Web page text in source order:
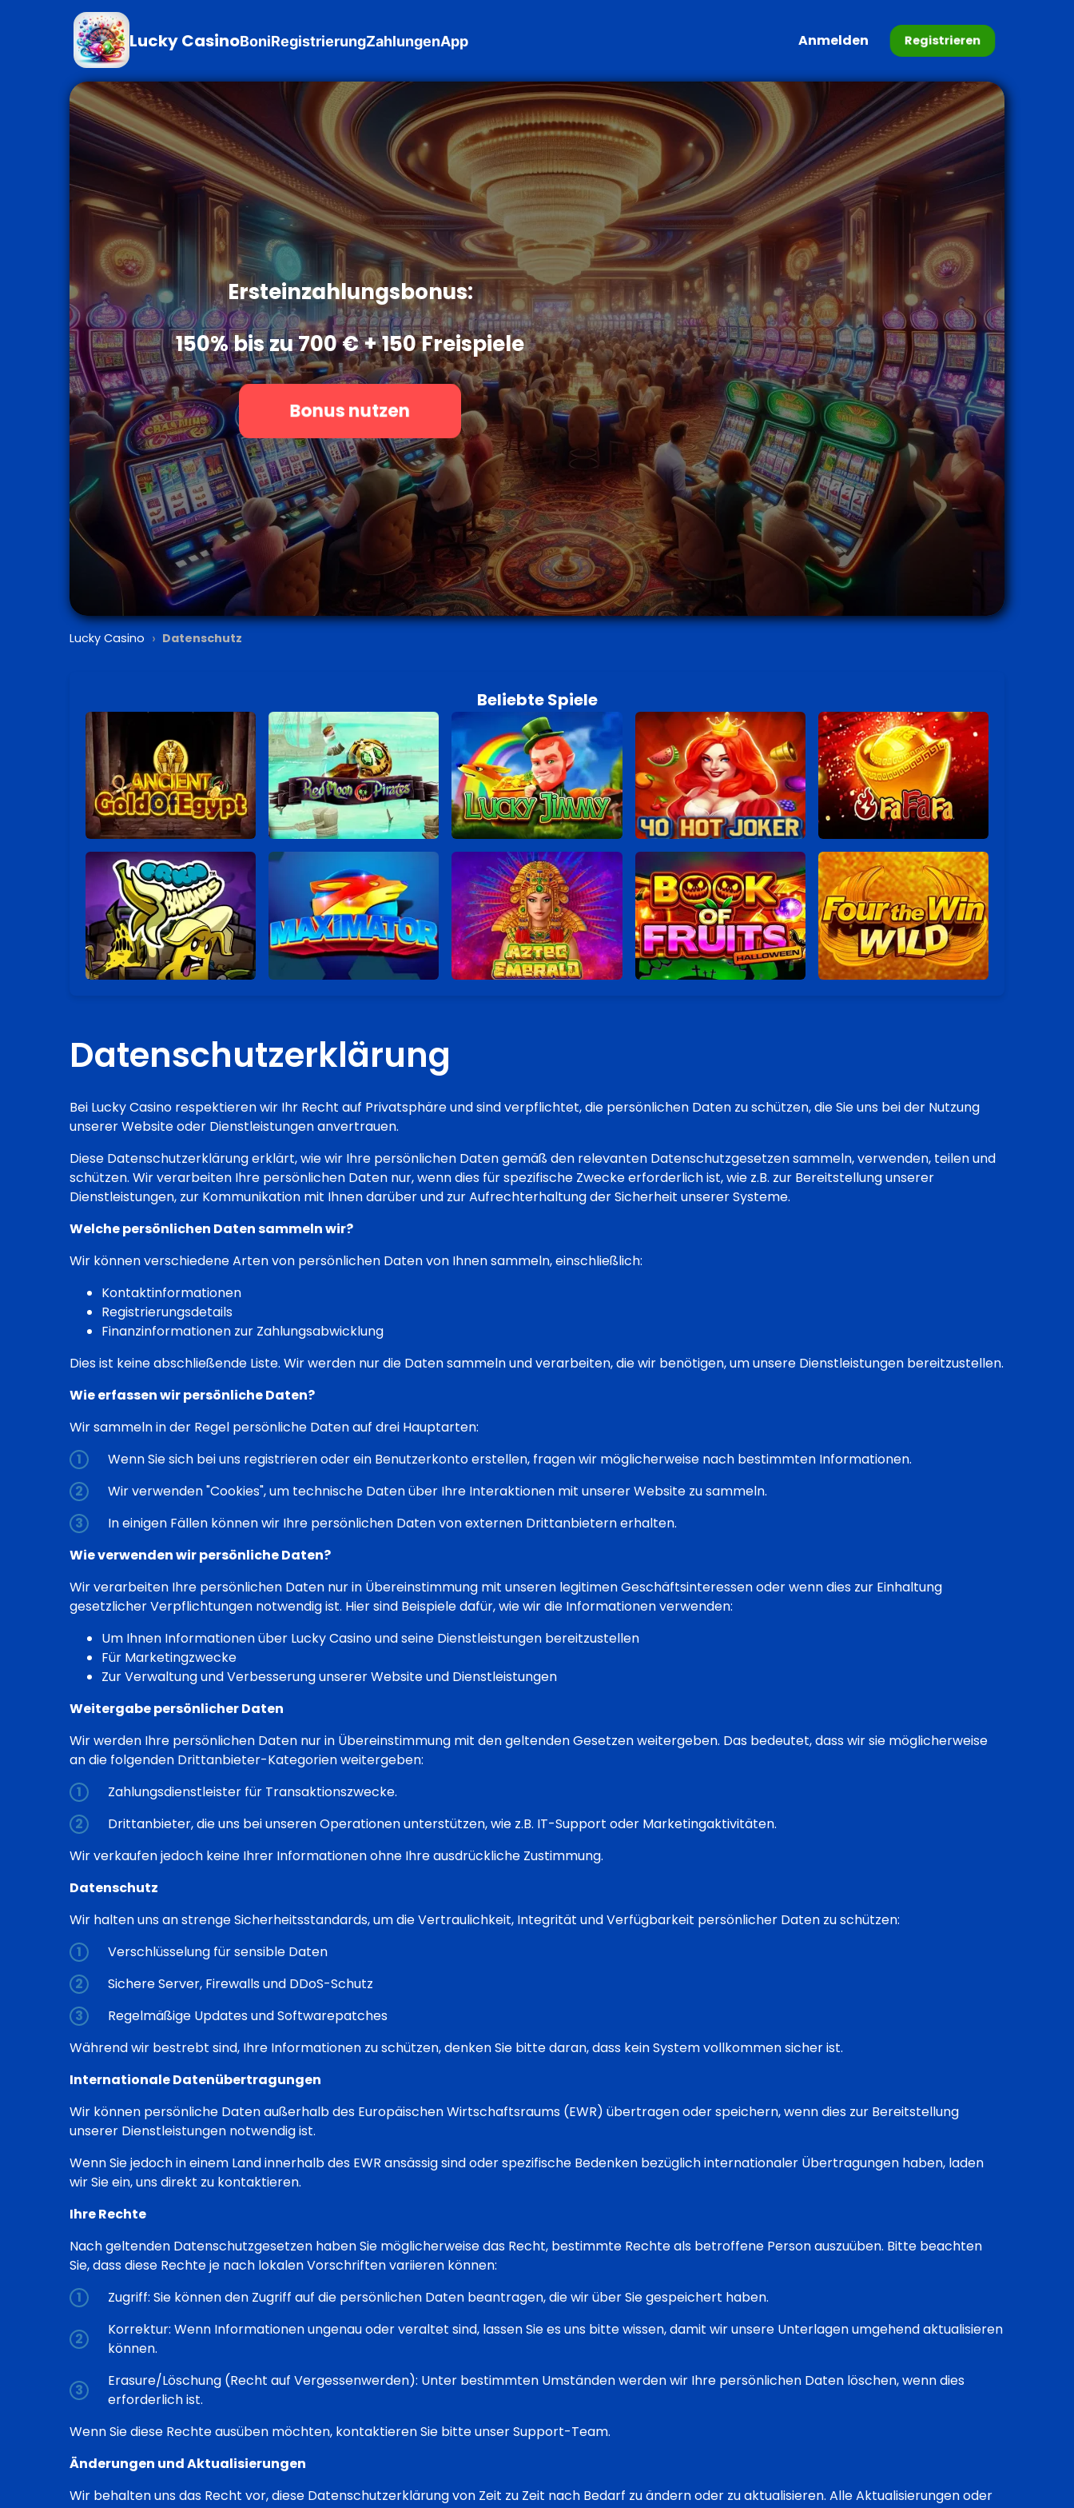
Lucky CasinoBoniRegistrierungZahlungenApp Anmelden Registrieren
Ersteinzahlungsbonus:
150% bis zu 700 € + 150 Freispiele
Bonus nutzen
Lucky Casino › Datenschutz
Beliebte Spiele
Datenschutzerklärung
Bei Lucky Casino respektieren wir Ihr Recht auf Privatsphäre und sind verpflichtet, die persönlichen Daten zu schützen, die Sie uns bei der Nutzung
unserer Website oder Dienstleistungen anvertrauen.
Diese Datenschutzerklärung erklärt, wie wir Ihre persönlichen Daten gemäß den relevanten Datenschutzgesetzen sammeln, verwenden, teilen und
schützen. Wir verarbeiten Ihre persönlichen Daten nur, wenn dies für spezifische Zwecke erforderlich ist, wie z.B. zur Bereitstellung unserer
Dienstleistungen, zur Kommunikation mit Ihnen darüber und zur Aufrechterhaltung der Sicherheit unserer Systeme.
Welche persönlichen Daten sammeln wir?
Wir können verschiedene Arten von persönlichen Daten von Ihnen sammeln, einschließlich:
Kontaktinformationen
Registrierungsdetails
Finanzinformationen zur Zahlungsabwicklung
Dies ist keine abschließende Liste. Wir werden nur die Daten sammeln und verarbeiten, die wir benötigen, um unsere Dienstleistungen bereitzustellen.
Wie erfassen wir persönliche Daten?
Wir sammeln in der Regel persönliche Daten auf drei Hauptarten:
Wenn Sie sich bei uns registrieren oder ein Benutzerkonto erstellen, fragen wir möglicherweise nach bestimmten Informationen.
Wir verwenden "Cookies", um technische Daten über Ihre Interaktionen mit unserer Website zu sammeln.
In einigen Fällen können wir Ihre persönlichen Daten von externen Drittanbietern erhalten.
Wie verwenden wir persönliche Daten?
Wir verarbeiten Ihre persönlichen Daten nur in Übereinstimmung mit unseren legitimen Geschäftsinteressen oder wenn dies zur Einhaltung
gesetzlicher Verpflichtungen notwendig ist. Hier sind Beispiele dafür, wie wir die Informationen verwenden:
Um Ihnen Informationen über Lucky Casino und seine Dienstleistungen bereitzustellen
Für Marketingzwecke
Zur Verwaltung und Verbesserung unserer Website und Dienstleistungen
Weitergabe persönlicher Daten
Wir werden Ihre persönlichen Daten nur in Übereinstimmung mit den geltenden Gesetzen weitergeben. Das bedeutet, dass wir sie möglicherweise
an die folgenden Drittanbieter-Kategorien weitergeben:
Zahlungsdienstleister für Transaktionszwecke.
Drittanbieter, die uns bei unseren Operationen unterstützen, wie z.B. IT-Support oder Marketingaktivitäten.
Wir verkaufen jedoch keine Ihrer Informationen ohne Ihre ausdrückliche Zustimmung.
Datenschutz
Wir halten uns an strenge Sicherheitsstandards, um die Vertraulichkeit, Integrität und Verfügbarkeit persönlicher Daten zu schützen:
Verschlüsselung für sensible Daten
Sichere Server, Firewalls und DDoS-Schutz
Regelmäßige Updates und Softwarepatches
Während wir bestrebt sind, Ihre Informationen zu schützen, denken Sie bitte daran, dass kein System vollkommen sicher ist.
Internationale Datenübertragungen
Wir können persönliche Daten außerhalb des Europäischen Wirtschaftsraums (EWR) übertragen oder speichern, wenn dies zur Bereitstellung
unserer Dienstleistungen notwendig ist.
Wenn Sie jedoch in einem Land innerhalb des EWR ansässig sind oder spezifische Bedenken bezüglich internationaler Übertragungen haben, laden
wir Sie ein, uns direkt zu kontaktieren.
Ihre Rechte
Nach geltenden Datenschutzgesetzen haben Sie möglicherweise das Recht, bestimmte Rechte als betroffene Person auszuüben. Bitte beachten
Sie, dass diese Rechte je nach lokalen Vorschriften variieren können:
Zugriff: Sie können den Zugriff auf die persönlichen Daten beantragen, die wir über Sie gespeichert haben.
Korrektur: Wenn Informationen ungenau oder veraltet sind, lassen Sie es uns bitte wissen, damit wir unsere Unterlagen umgehend aktualisieren
können.
Erasure/Löschung (Recht auf Vergessenwerden): Unter bestimmten Umständen werden wir Ihre persönlichen Daten löschen, wenn dies
erforderlich ist.
Wenn Sie diese Rechte ausüben möchten, kontaktieren Sie bitte unser Support-Team.
Änderungen und Aktualisierungen
Wir behalten uns das Recht vor, diese Datenschutzerklärung von Zeit zu Zeit nach Bedarf zu ändern oder zu aktualisieren. Alle Aktualisierungen oder